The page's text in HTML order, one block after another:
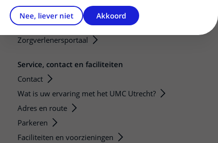
Teleconsult aanvragen
Diagnostiek aanvragen
Zorgverlenersportaal
Service, contact en faciliteiten
Contact
Wat is uw ervaring met het UMC Utrecht?
Adres en route
Parkeren
Faciliteiten en voorzieningen
Nee, liever niet Akkoord